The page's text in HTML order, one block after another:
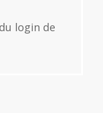
login de